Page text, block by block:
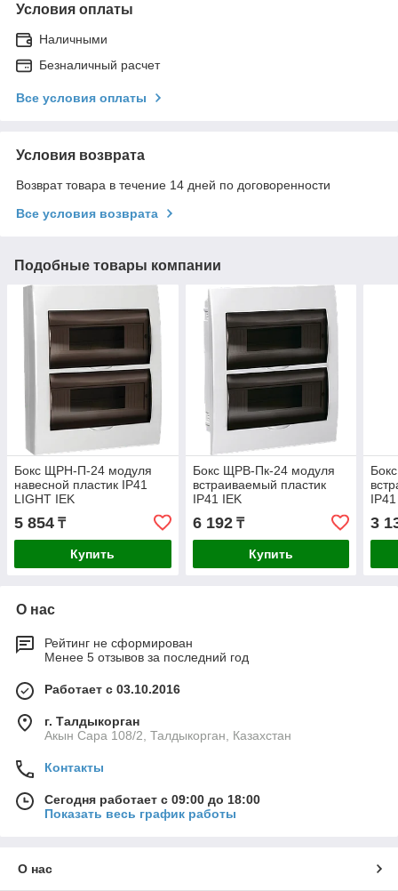
Условия оплаты
Наличными
Безналичный расчет
Все условия оплаты
Условия возврата
Возврат товара в течение 14 дней по договоренности
Все условия возврата
Подобные товары компании
Бокс ЩРН-П-24 модуля
навесной пластик IP41
LIGHT IEK
5 854 ₸
Купить
Бокс ЩРВ-Пк-24 модуля
встраиваемый пластик
IP41 IEK
6 192₸
Купить
3
О нас
Рейтинг не сформирован
Менее 5 отзывов за последний год
Работает с 03.10.2016
г. Талдыкорган
Акын Сара 108/2, Талдыкорган, Казахстан
Контакты
Сегодня работает с 09:00 до 18:00
Показать весь график работы
О нас